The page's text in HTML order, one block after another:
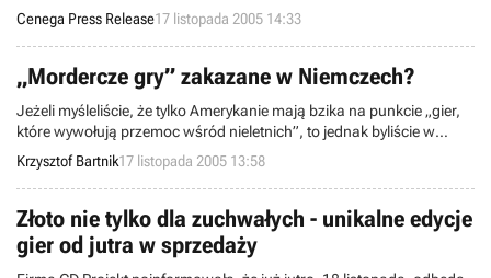
Inc. i tym samym stała się wyłącznym dystrybutorem jej tytułów w
Europie Środkowo-Wschodniej. Informacje o produktach, które
zostaną wydane na mocy umowy zostaną ujawnione wkrótce.
Cenega Press Release17 listopada 2005 14:33
„Mordercze gry” zakazane w Niemczech?
Jeżeli myśleliście, że tylko Amerykanie mają bzika na punkcie „gier,
które wywołują przemoc wśród nieletnich”, to jednak byliście w
błędzie. O wiele ciekawiej jest u zachodniego sąsiada Polski -
Niemiec, gdzie tamtejszy rząd chce zakazać dzieciom grania w
brutalne gry komputerowe.
Krzysztof Bartnik17 listopada 2005 13:58
Złoto nie tylko dla zuchwałych - unikalne edycje
gier od jutra w sprzedaży